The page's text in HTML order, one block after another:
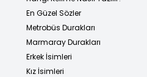
En Güzel Sözler
Metrobüs Durakları
Marmaray Durakları
Erkek İsimleri
Kız İsimleri